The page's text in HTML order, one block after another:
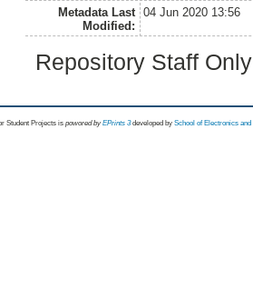
Metadata Last
Modified:
04 Jun 2020 13:56
Repository Staff
Student Projects is powored byEPrints 3 developed by School of Electronics